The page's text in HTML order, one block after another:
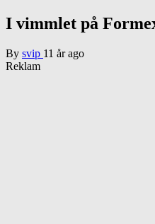
I vimmlet på
By svip 11 år ago
Reklam